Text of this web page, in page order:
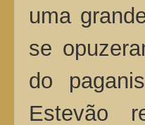
uma
se
do
Estevão